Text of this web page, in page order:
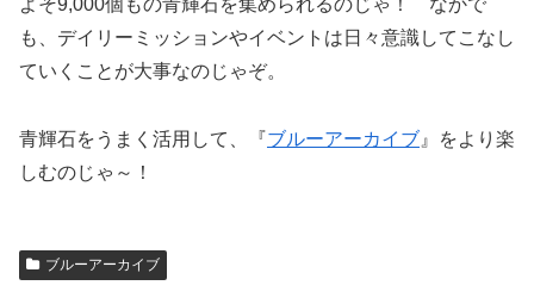
よそ9,000個もの青輝石を集められるのじゃ！ なかで
も、デイリーミッションやイベントは日々意識してこなし
ていくことが大事なのじゃぞ。
青輝石をうまく活用して、『ブルーアーカイブ 』をより楽
しむのじゃ～！
ブルーアーカイブ